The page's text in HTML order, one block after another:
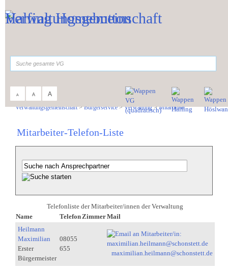
A A A
Verwaltungsgemeinschaft>Bürgerservice>Verwaltung>Mitarbeiter
Mitarbeiter-Telefon-Liste
Telefonliste der Mitarbeiter/innen der Verwaltung
Name
Telefon ZimmerMail
Heilmann
Maximilian
Erster
Bürgermeister
08055
655
maximilian.heilmann@schonstett.de